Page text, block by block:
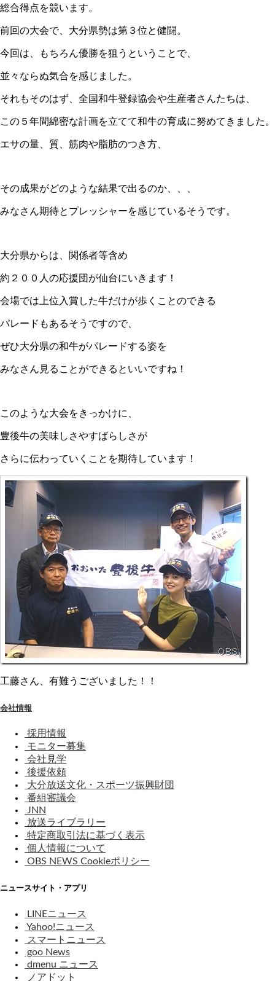
総合得点を競います。
前回の大会で、大分県勢は第３位と健闘。
今回は、もちろん優勝を狙うということで、
並々ならぬ気合を感じました。
それもそのはず、全国和牛登録協会や生産者さんたちは、
この５年間綿密な計画を立てて和牛の育成に努めてきました。
エサの量、質、筋肉や脂肪のつき方、
その成果がどのような結果で出るのか、、、
みなさん期待とプレッシャーを感じているそうです。
大分県からは、関係者等含め
約２００人の応援団が仙台にいきます！
会場では上位入賞した牛だけが歩くことのできる
パレードもあるそうですので、
ぜひ大分県の和牛がパレードする姿を
みなさん見ることができるといいですね！
このような大会をきっかけに、
豊後牛の美味しさやすばらしさが
さらに伝わっていくことを期待しています！
工藤さん、有難うございました！！
会社情報
採用情報
モニター募集
会社見学
後援依頼
大分放送文化・スポーツ振興財団
番組審議会
JNN
放送ライブラリー
特定商取引法に基づく表示
個人情報について
OBS NEWS Cookieポリシー
ニュースサイト・アプリ
LINEニュース
Yahoo!ニュース
スマートニュース
goo News
dmenu ニュース
ノアドット